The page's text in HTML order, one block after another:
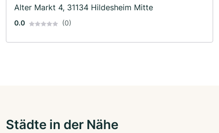
Alter Markt 4, 31134 Hildesheim Mitte
0.0 (0)
Städte in der Nähe